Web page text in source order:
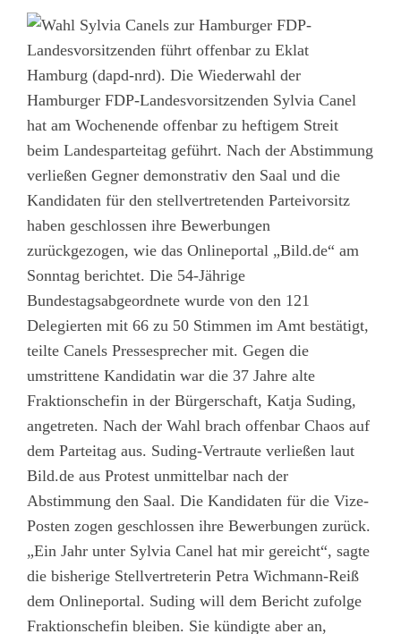
Hamburg (dapd-nrd). Die Wiederwahl der
Hamburger FDP-Landesvorsitzenden Sylvia Canel
hat am Wochenende offenbar zu heftigem Streit
beim Landesparteitag geführt. Nach der Abstimmung
verließen Gegner demonstrativ den Saal und die
Kandidaten für den stellvertretenden Parteivorsitz
haben geschlossen ihre Bewerbungen
zurückgezogen, wie das Onlineportal „Bild.de“ am
Sonntag berichtet. Die 54-Jährige
Bundestagsabgeordnete wurde von den 121
Delegierten mit 66 zu 50 Stimmen im Amt bestätigt,
teilte Canels Pressesprecher mit. Gegen die
umstrittene Kandidatin war die 37 Jahre alte
Fraktionschefin in der Bürgerschaft, Katja Suding,
angetreten. Nach der Wahl brach offenbar Chaos auf
dem Parteitag aus. Suding-Vertraute verließen laut
Bild.de aus Protest unmittelbar nach der
Abstimmung den Saal. Die Kandidaten für die Vize-
Posten zogen geschlossen ihre Bewerbungen zurück.
„Ein Jahr unter Sylvia Canel hat mir gereicht“, sagte
die bisherige Stellvertreterin Petra Wichmann-Reiß
dem Onlineportal. Suding will dem Bericht zufolge
Fraktionschefin bleiben. Sie kündigte aber an,